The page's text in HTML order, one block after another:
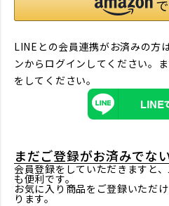
LINEとの会員連携がお済みの方
ンからログインしてください。ま
をしてください。
まだご登録がお済みでな
会員登録をしていただきますと
も便利です。
お気に入り商品をご登録いただ
ります。